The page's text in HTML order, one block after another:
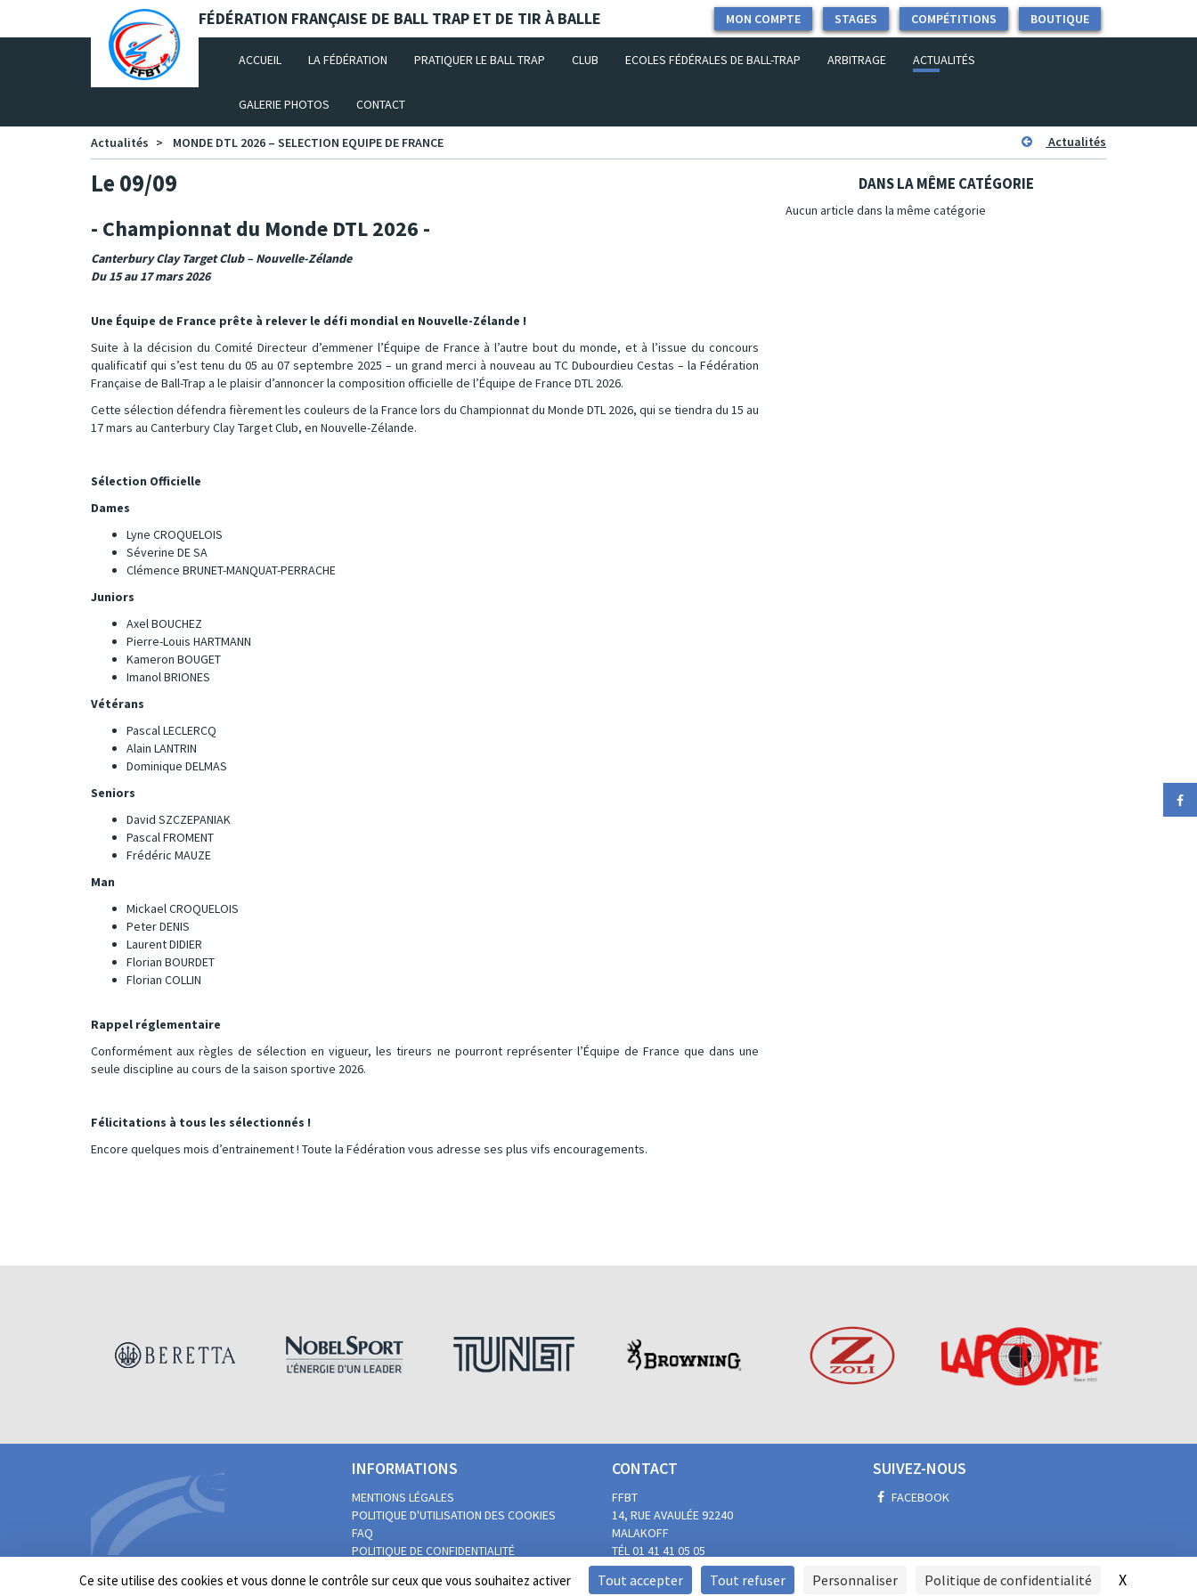
Panneau de gestion des cookies
Ce site utilise des cookies et vous donne le contrôle sur ceux que vous souhaitez activer Tout accepter Tout refuser Personnaliser Politique de confidentialité X
FÉDÉRATION FRANÇAISE DE BALL TRAP ET DE TIR À BALLE BOUTIQUE
COMPÉTITIONS
STAGES
MON COMPTE
ACCUEIL (CURRENT)
LA FÉDÉRATION PRATIQUER LE BALL TRAP CLUB ECOLES FÉDÉRALES DE BALL-TRAP ARBITRAGE ACTUALITÉS
GALERIE PHOTOS CONTACT
Actualités MONDE DTL 2026 – SELECTION EQUIPE DE FRANCE Actualités
Le 09/09
- Championnat du Monde DTL 2026 -
Canterbury Clay Target Club – Nouvelle-Zélande
Du 15 au 17 mars 2026
Une Équipe de France prête à relever le défi mondial en Nouvelle-Zélande !
Suite à la décision du Comité Directeur d’emmener l’Équipe de France à l’autre bout du monde, et à l’issue du concours
qualificatif qui s’est tenu du 05 au 07 septembre 2025 – un grand merci à nouveau au TC Dubourdieu Cestas – la Fédération
Française de Ball-Trap a le plaisir d’annoncer la composition officielle de l’Équipe de France DTL 2026.
Cette sélection défendra fièrement les couleurs de la France lors du Championnat du Monde DTL 2026, qui se tiendra du 15 au
17 mars au Canterbury Clay Target Club, en Nouvelle-Zélande.
Sélection Officielle
Dames
Lyne CROQUELOIS
Séverine DE SA
Clémence BRUNET-MANQUAT-PERRACHE
Juniors
Axel BOUCHEZ
Pierre-Louis HARTMANN
Kameron BOUGET
Imanol BRIONES
Vétérans
Pascal LECLERCQ
Alain LANTRIN
Dominique DELMAS
Seniors
David SZCZEPANIAK
Pascal FROMENT
Frédéric MAUZE
Man
Mickael CROQUELOIS
Peter DENIS
Laurent DIDIER
Florian BOURDET
Florian COLLIN
Rappel réglementaire
Conformément aux règles de sélection en vigueur, les tireurs ne pourront représenter l’Équipe de France que dans une
seule discipline au cours de la saison sportive 2026.
Félicitations à tous les sélectionnés !
Encore quelques mois d’entrainement ! Toute la Fédération vous adresse ses plus vifs encouragements.
DANS LA MÊME CATÉGORIE
Aucun article dans la même catégorie
INFORMATIONS
MENTIONS LÉGALES
POLITIQUE D'UTILISATION DES COOKIES
FAQ
POLITIQUE DE CONFIDENTIALITÉ
PERSONNES EN SITUATION DE HANDICAP
CONTACT
FFBT
14, RUE AVAULÉE92240
MALAKOFF
TÉL 01 41 41 05 05
FAX 01 41 41 02 00
SUIVEZ-NOUS
FACEBOOK
SIGNALER UNE VIOLENCE